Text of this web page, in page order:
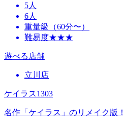
5人
6人
重量級（60分〜）
難易度★★★
遊べる店舗
立川店
ケイラス1303
名作「ケイラス」のリメイク版！